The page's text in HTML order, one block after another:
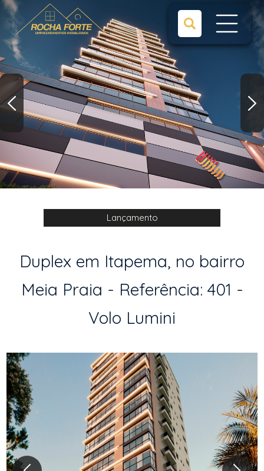
Lançamento
Duplex em Itapema, no bairro
Meia Praia - Referência: 401 -
Volo Lumini